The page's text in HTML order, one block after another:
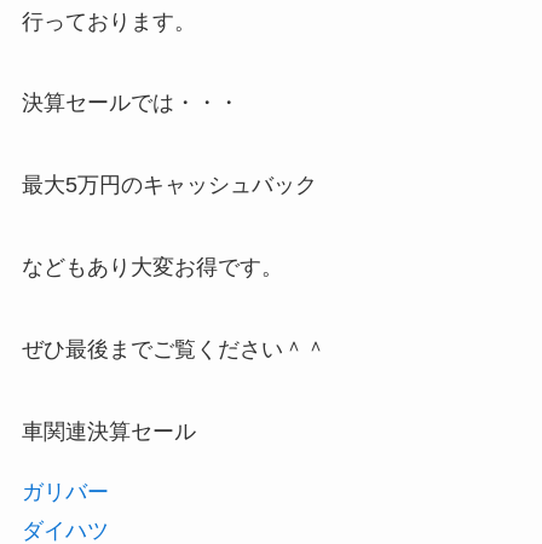
行っております。
決算セールでは・・・
最大5万円のキャッシュバック
などもあり大変お得です。
ぜひ最後までご覧ください＾＾
車関連決算セール
ガリバー
ダイハツ